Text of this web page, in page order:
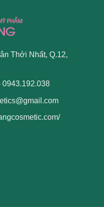
Thới Nhất, Q.12,
0943.192.038